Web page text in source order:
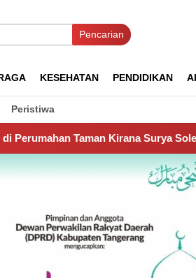
Pencarian
KESEHATAN PENDIDIKAN
Peristiwa
Surya Solear Spanyol